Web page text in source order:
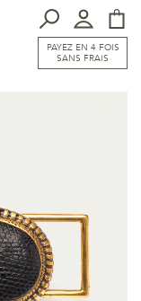
PAYEZ EN 4 FOIS
SANS FRAIS